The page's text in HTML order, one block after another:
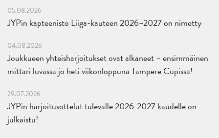
05.08.2026
JYPin kapteenisto Liiga-kauteen 2026–2027 on nimetty
04.08.2026
Joukkueen yhteisharjoitukset ovat alkaneet – ensimmäinen
mittari luvassa jo heti viikonloppuna Tampere Cupissa!
29.07.2026
JYPin harjoitusottelut tulevalle 2026-2027 kaudelle on
julkaistu!